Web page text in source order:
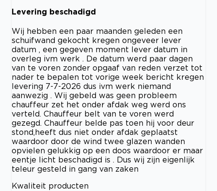
Levering beschadigd
Wij hebben een paar maanden geleden een
schuifwand gekocht kregen ongeveer lever
datum , een gegeven moment lever datum in
overleg ivm werk . De datum werd paar dagen
van te voren zonder opgaaf van reden verzet tot
nader te bepalen tot vorige week bericht kregen
levering 7-7-2026 dus ivm werk niemand
aanwezig . Wij gebeld was geen probleem
chauffeur zet het onder afdak weg werd ons
verteld. Chauffeur belt van te voren werd
gezegd. Chauffeur belde pas toen hij voor deur
stond,heeft dus niet onder afdak geplaatst
waardoor door de wind twee glazen wanden
opvielen gelukkig op een doos waardoor er maar
eentje licht beschadigd is . Dus wij zijn eigenlijk
teleur gesteld in gang van zaken
Kwaliteit producten